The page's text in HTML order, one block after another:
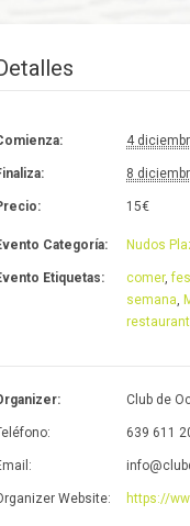
4
8
15€
Categoría: Nudos
Etiquetas: comer,
semana,
Club de
639 611
Website: https://